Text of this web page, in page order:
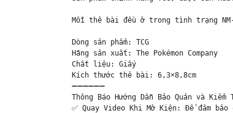
Mỗi thẻ bài đều ở trong tình trạng
Dòng sản phẩm: TCG
Hãng sản xuất: The Pokémon Company
Chất liệu: Giấy
Kích thước thẻ bài: 6,3×8,8cm
➖➖➖➖➖➖
Thông Báo Hướng Dẫn Bảo Quản và
✅ Quay Video Khi Mở Kiện: Để đảm